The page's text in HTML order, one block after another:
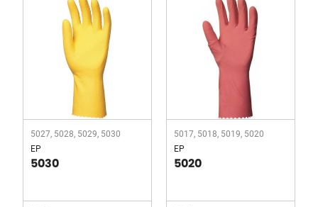
5027, 5028, 5029, 5030
EP
5030
5017, 5018, 5019, 5020
EP
5020